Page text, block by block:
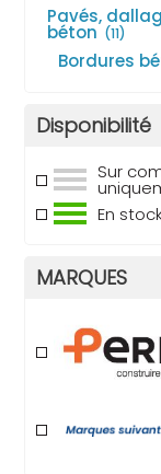
pavés, dallage et parement
béton (11)
bordures
Disponibilité
Sur
En
MARQUES